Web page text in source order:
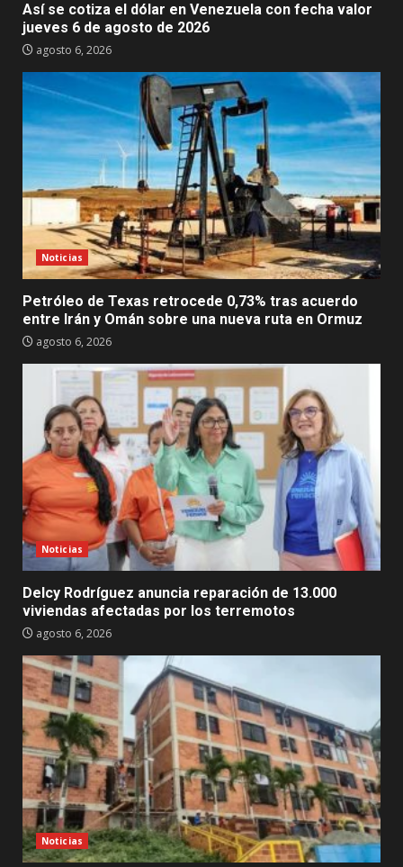
Así se cotiza el dólar en Venezuela con fecha valor
jueves 6 de agosto de 2026
agosto 6, 2026
Noticias
Petróleo de Texas retrocede 0,73% tras acuerdo
entre Irán y Omán sobre una nueva ruta en Ormuz
agosto 6, 2026
Noticias
Delcy Rodríguez anuncia reparación de 13.000
viviendas afectadas por los terremotos
agosto 6, 2026
Noticias